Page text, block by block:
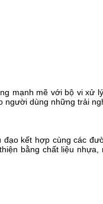
mạnh mẽ với bộ vi xử
người dùng những trải
kết hợp cùng các
bằng chất liệu